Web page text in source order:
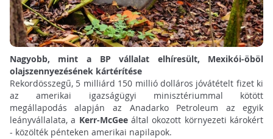
Nagyobb, mint a BP vállalat elhíresült, Mexikói-öböl
olajszennyezésének kártérítése
Rekordösszegű, 5 milliárd 150 millió dolláros jóvátételt fizet ki
az amerikai igazságügyi minisztériummal kötött
megállapodás alapján az Anadarko Petroleum az egyik
leányvállalata, a Kerr-McGeeáltal okozott környezeti károkért
- közölték pénteken amerikai napilapok.